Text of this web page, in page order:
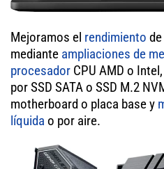
Mejoramos el rendimiento
mediante ampliaciones de
procesador CPU AMD o
por SSD SATA o SSD M.2
motherboard o placa base y
líquida o por aire.